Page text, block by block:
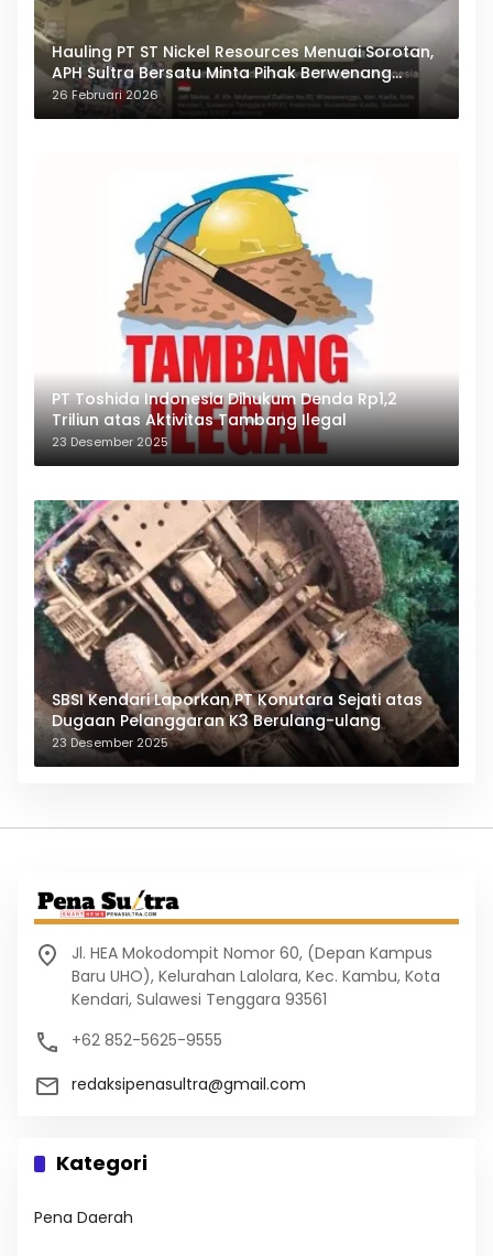
Hauling PT ST Nickel Resources Menuai Sorotan,
APH Sultra Bersatu Minta Pihak Berwenang
Bertindak
26 Februari 2026
PT Toshida Indonesia Dihukum Denda Rp1,2
Triliun atas Aktivitas Tambang Ilegal
23 Desember 2025
SBSI Kendari Laporkan PT Konutara Sejati atas
Dugaan Pelanggaran K3 Berulang-ulang
23 Desember 2025
Jl. HEA Mokodompit Nomor 60, (Depan Kampus
Baru UHO), Kelurahan Lalolara, Kec. Kambu, Kota
Kendari, Sulawesi Tenggara 93561
+62 852-5625-9555
redaksipenasultra@gmail.com
Kategori
Pena Daerah